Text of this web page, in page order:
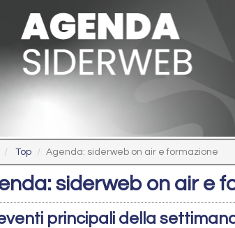
Top Agenda: siderweb on air e formazione
siderweb on air e
principali della